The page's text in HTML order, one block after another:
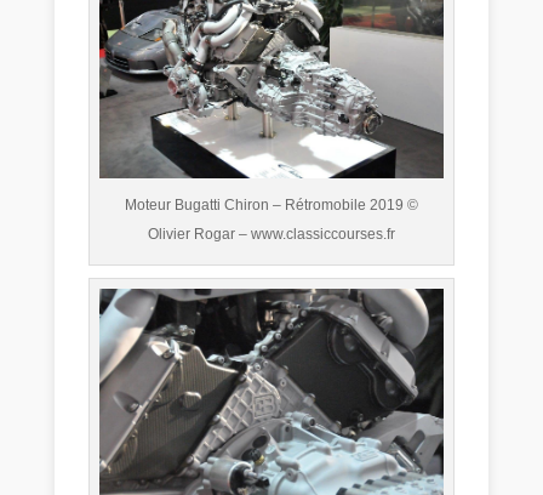
Moteur Bugatti Chiron – Rétromobile 2019 ©
Olivier Rogar – www.classiccourses.fr